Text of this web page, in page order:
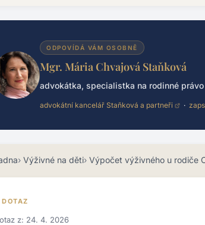
ODPOVÍDÁ VÁM OSOBNĚ
Mgr. Mária Chvajová Staňková
advokátka, specialistka na rodinné právo
advokátní kancelář Staňková a partneři ·
Výživné na děti Výpočet výživného u rodiče
DOTAZ
z: 24. 4. 2026